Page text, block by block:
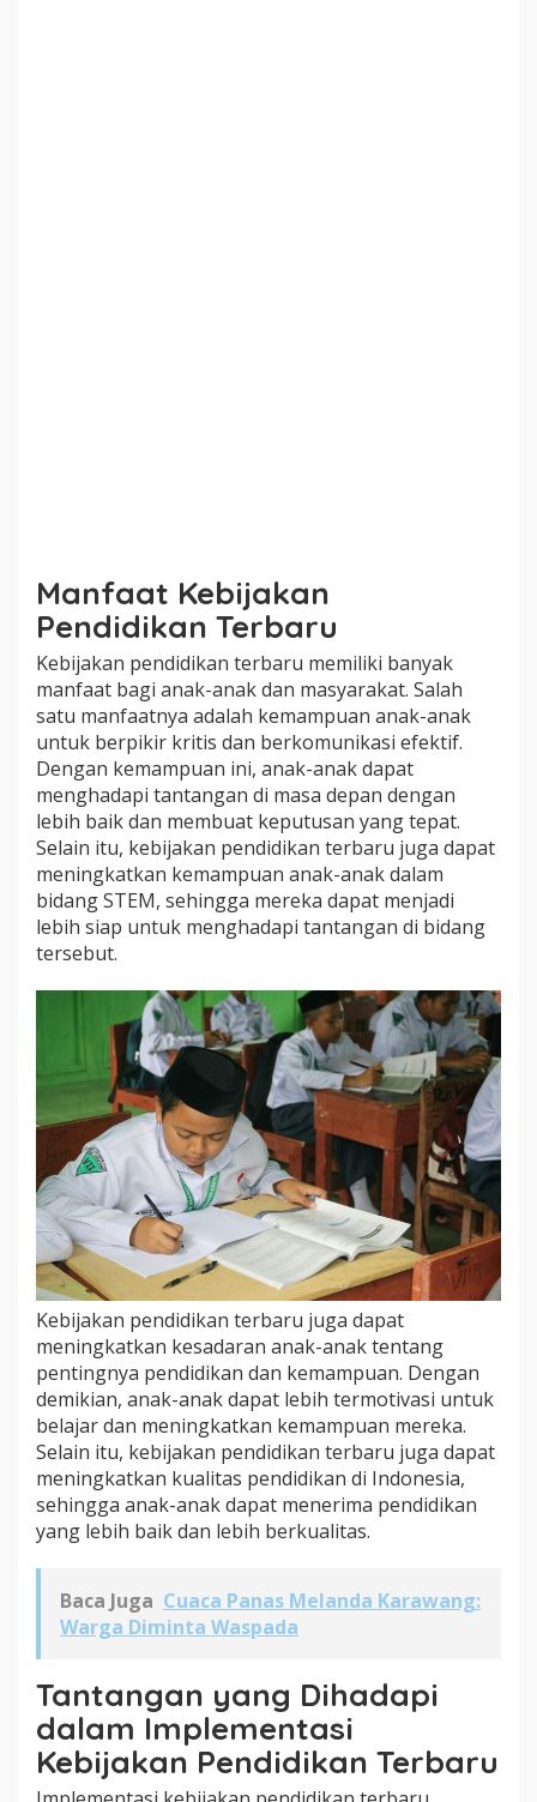
Manfaat Kebijakan
Pendidikan Terbaru
Kebijakan pendidikan terbaru memiliki banyak
manfaat bagi anak-anak dan masyarakat. Salah
satu manfaatnya adalah kemampuan anak-anak
untuk berpikir kritis dan berkomunikasi efektif.
Dengan kemampuan ini, anak-anak dapat
menghadapi tantangan di masa depan dengan
lebih baik dan membuat keputusan yang tepat.
Selain itu, kebijakan pendidikan terbaru juga dapat
meningkatkan kemampuan anak-anak dalam
bidang STEM, sehingga mereka dapat menjadi
lebih siap untuk menghadapi tantangan di bidang
tersebut.
Kebijakan pendidikan terbaru juga dapat
meningkatkan kesadaran anak-anak tentang
pentingnya pendidikan dan kemampuan. Dengan
demikian, anak-anak dapat lebih termotivasi untuk
belajar dan meningkatkan kemampuan mereka.
Selain itu, kebijakan pendidikan terbaru juga dapat
meningkatkan kualitas pendidikan di Indonesia,
sehingga anak-anak dapat menerima pendidikan
yang lebih baik dan lebih berkualitas.
Baca Juga Cuaca Panas Melanda Karawang:
Warga Diminta Waspada
Tantangan yang Dihadapi
dalam Implementasi
Kebijakan Pendidikan Terbaru